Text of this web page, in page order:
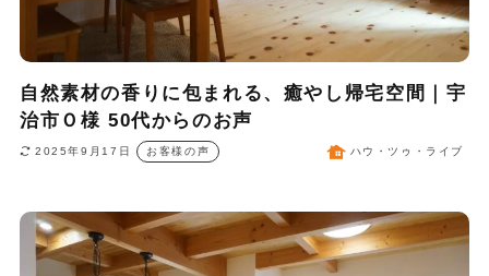
自然素材の香りに包まれる、癒やし帰宅空間｜宇
治市Ｏ様 50代からのお声
2025年9月17日 お客様の声 ハウ・ツゥ・ライブ